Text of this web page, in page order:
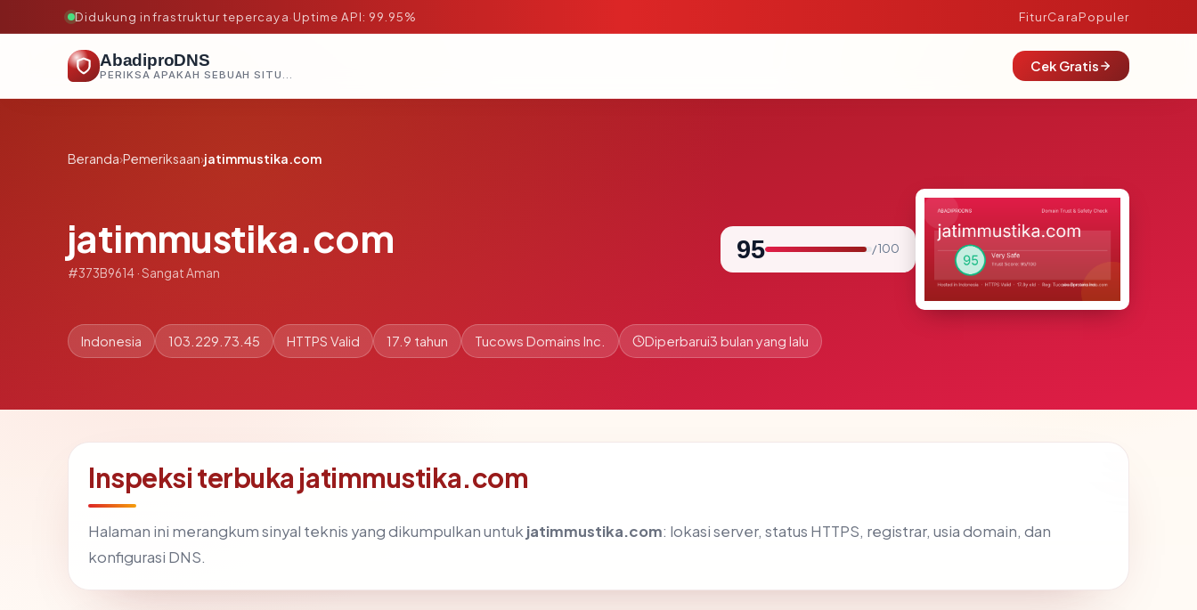
Didukung infrastruktur tepercaya·Uptime API: 99.95% FiturCaraPopuler
AbadiproDNS
PERIKSA APAKAH SEBUAH SITUS AMAN, TEPERCAYA, DAN TERVERIFIKASI DALAM HITUNGAN DETIK.
Cek Gratis
Beranda›Pemeriksaan›jatimmustika.com
jatimmustika.com
#373B9614 · Sangat Aman
95 / 100
Indonesia 103.229.73.45 HTTPS Valid 17.9 tahun Tucows Domains Inc. Diperbarui3 bulan yang lalu
Inspeksi terbuka jatimmustika.com
Halaman ini merangkum sinyal teknis yang dikumpulkan untuk jatimmustika.com: lokasi server, status HTTPS, registrar, usia domain, dan
konfigurasi DNS.